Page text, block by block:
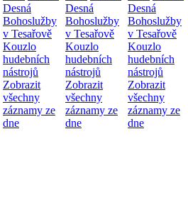
Desná
Bohoslužby
v Tesařově
Kouzlo
hudebních
nástrojů
Zobrazit
všechny
záznamy ze
dne
Desná
Bohoslužby
v Tesařově
Kouzlo
hudebních
nástrojů
Zobrazit
všechny
záznamy ze
dne
Desná
Bohoslužby
v Tesařově
Kouzlo
hudebních
nástrojů
Zobrazit
všechny
záznamy ze
dne